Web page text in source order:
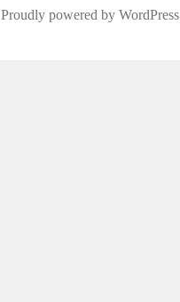
Proudly powered by WordPress